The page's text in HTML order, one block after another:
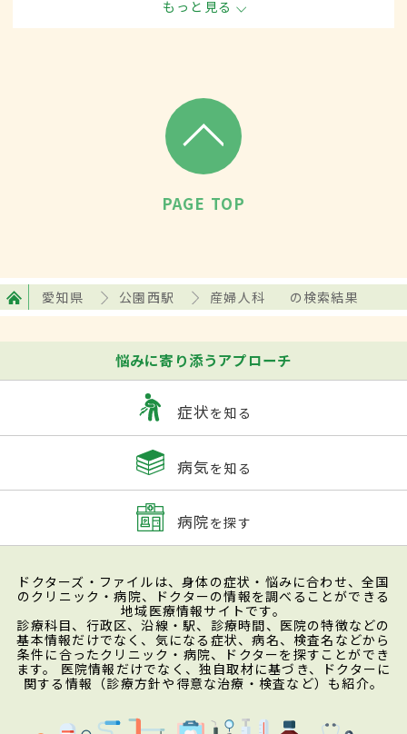
る病気に対して、予防・診断・治療します。
もっと見る
PAGE TOP
愛知県 公園西駅 産婦人科 の検索結果
悩みに寄り添うアプローチ
症状を知る
病気を知る
病院を探す
ドクターズ・ファイルは、身体の症状・悩みに合わせ、全国
のクリニック・病院、ドクターの情報を調べることができる
地域医療情報サイトです。
診療科目、行政区、沿線・駅、診療時間、医院の特徴などの
基本情報だけでなく、気になる症状、病名、検査名などから
条件に合ったクリニック・病院、ドクターを探すことができ
ます。 医院情報だけでなく、独自取材に基づき、ドクターに
関する情報（診療方針や得意な治療・検査など）も紹介。